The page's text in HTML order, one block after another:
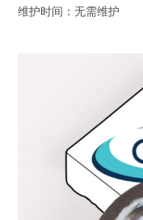
维护时间：无需维护